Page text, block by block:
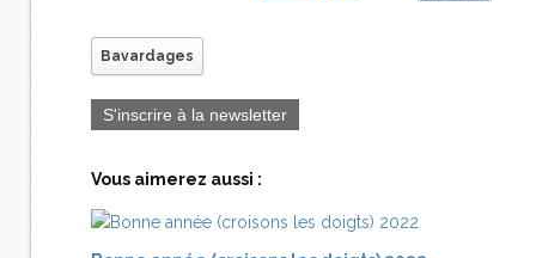
Bavardages
S'inscrire à la newsletter
Vous aimerez aussi :